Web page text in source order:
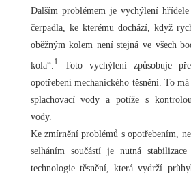
Dalším problémem je vychýlení
čerpadla, ke kterému dochází, když
oběžným kolem není stejná ve všech
kola“. 1
Toto vychýlení způsobuje
opotřebení mechanického těsnění. To
splachovací vody a potíže s
vody.
Ke zmírnění problémů s opotřebením,
selháním součástí je nutná
technologie těsnění, která vydrží